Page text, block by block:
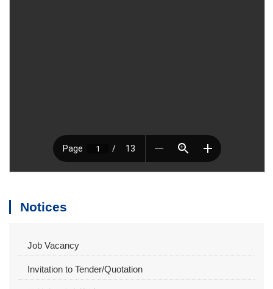
Notices
Job Vacancy
Invitation to Tender/Quotation